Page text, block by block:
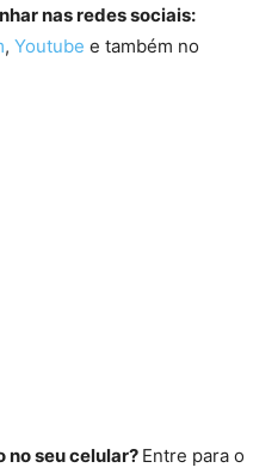
nas redes sociais:
, Youtube e também no
seu celular? Entre para o